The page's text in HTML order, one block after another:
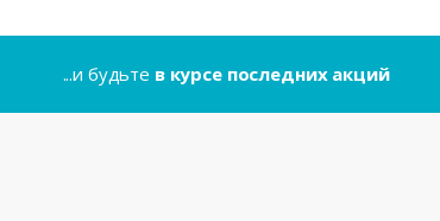
...и будьте в курсе последних акций